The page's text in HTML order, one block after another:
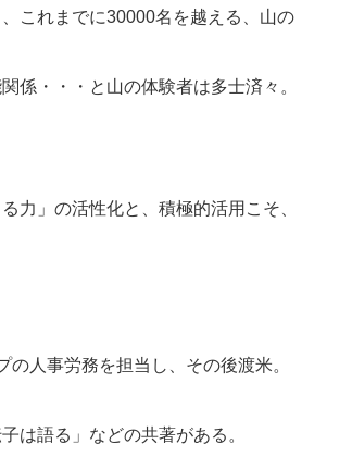
これまでに30000名を越える、山の
係・・・と山の体験者は多士済々。
力」の活性化と、積極的活用こそ、
人事労務を担当し、その後渡米。
は語る」などの共著がある。